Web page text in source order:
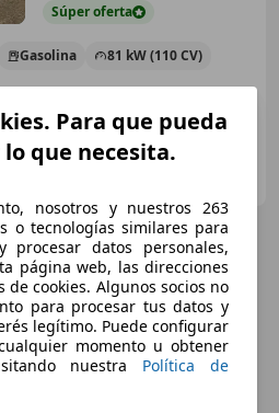
Súperoferta
Gasolina 81 kW (110 CV)
Para que pueda
que necesita.
nosotros y nuestros 263
o tecnologías similares para
procesar datos personales,
página web, las direcciones
de cookies. Algunos socios no
para procesar tus datos y
legítimo. Puede configurar
momento u obtener
nuestra Política de